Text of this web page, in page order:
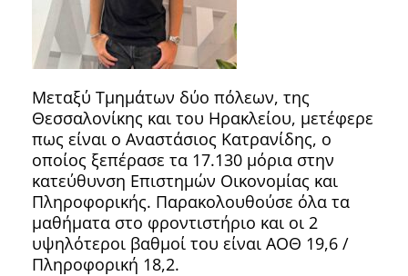
Μεταξύ Τμημάτων δύο πόλεων, της
Θεσσαλονίκης και του Ηρακλείου, μετέφερε
πως είναι ο Αναστάσιος Κατρανίδης, ο
οποίος ξεπέρασε τα 17.130 μόρια στην
κατεύθυνση Επιστημών Οικονομίας και
Πληροφορικής. Παρακολουθούσε όλα τα
μαθήματα στο φροντιστήριο και οι 2
υψηλότεροι βαθμοί του είναι ΑΟΘ 19,6 /
Πληροφορική 18,2.